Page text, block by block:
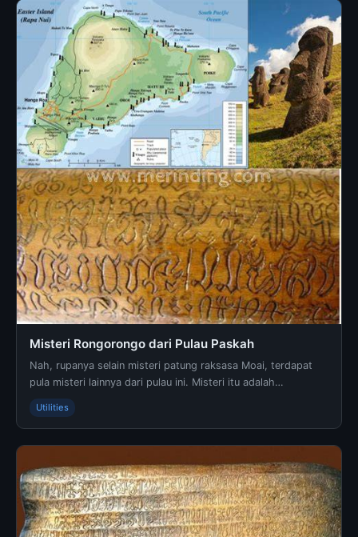
Misteri Rongorongo dari Pulau Paskah
Nah, rupanya selain misteri patung raksasa Moai, terdapat
pula misteri lainnya dari pulau ini. Misteri itu adalah
Rongorongo. Rongorongo … - Informasi lengka...
Utilities